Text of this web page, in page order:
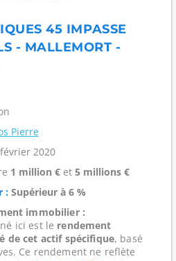
45 IMPASSE
- MALLEMORT -
Pierre
2020
1 million €et 5 millions €
: Supérieur à 6 %
immobilier :
ici est le rendement
de cet actif spécifique, basé
Ce rendement ne reflète